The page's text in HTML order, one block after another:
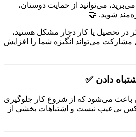
می‌توانید از حمایت دوستان،
شوید. 🤝
در تحصیل یا کار دچار مشکل هستید،
مشارکت می‌تواند انگیزه شما را افزایش
✅
باعث می‌شود که از شروع کار جلوگیری
بی‌عیب نیست و اشتباهات بخشی از